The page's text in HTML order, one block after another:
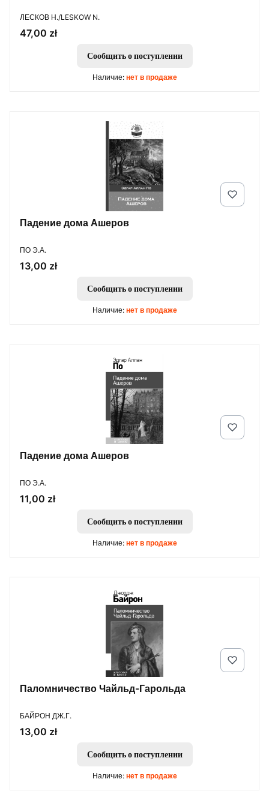
ПРОИЗВОДИТЕЛЬ
ЛЕСКОВ Н./LESKOW N.
Цена
47,00 zł
Сообщить о поступлении
Наличие: нет в продаже
Падение дома Ашеров
ПРОИЗВОДИТЕЛЬ
ПО Э.А.
Цена
13,00 zł
Сообщить о поступлении
Наличие: нет в продаже
Падение дома Ашеров
ПРОИЗВОДИТЕЛЬ
ПО Э.А.
Цена
11,00 zł
Сообщить о поступлении
Наличие: нет в продаже
Паломничество Чайльд-Гарольда
ПРОИЗВОДИТЕЛЬ
БАЙРОН ДЖ.Г.
Цена
13,00 zł
Сообщить о поступлении
Наличие: нет в продаже